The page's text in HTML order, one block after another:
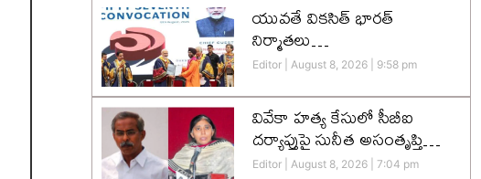
యువతే వికసిత్‌ భారత్‌
నిర్మాతలు…
Editor August 8, 2026 9:58 pm
వివేకా హత్య కేసులో సీబీఐ
దర్యాప్తుపై సునీత అసంతృప్తి…
Editor August 8, 2026 7:04 pm